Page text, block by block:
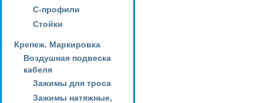
С-профили
Стойки
Крепеж. Маркировка
Воздушная подвеска
кабеля
Зажимы для троса
Зажимы натяжные,